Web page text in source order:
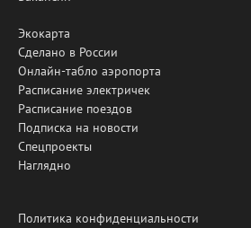
Экокарта
Сделано в России
Онлайн-табло аэропорта
Расписание электричек
Расписание поездов
Подписка на новости
Спецпроекты
Наглядно
Политика конфиденциальности